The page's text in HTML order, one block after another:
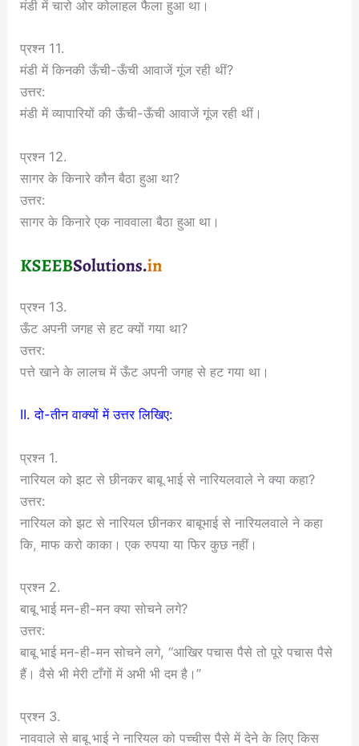
मंडी में चारो ओर कोलाहल फैला हुआ था।
प्रश्न 11.
मंडी में किनकी ऊँची-ऊँची आवाजें गूंज रही थीं?
उत्तर:
मंडी में व्यापारियों की ऊँची-ऊँची आवाजें गूंज रही थीं।
प्रश्न 12.
सागर के किनारे कौन बैठा हुआ था?
उत्तर:
सागर के किनारे एक नाववाला बैठा हुआ था।
प्रश्न 13.
ऊँट अपनी जगह से हट क्यों गया था?
उत्तर:
पत्ते खाने के लालच में ऊँट अपनी जगह से हट गया था।
II. दो-तीन वाक्यों में उत्तर लिखिए:
प्रश्न 1.
नारियल को झट से छीनकर बाबू भाई से नारियलवाले ने क्या कहा?
उत्तर:
नारियल को झट से नारियल छीनकर बाबूभाई से नारियलवाले ने कहा
कि, माफ करो काका। एक रुपया या फिर कुछ नहीं।
प्रश्न 2.
बाबू भाई मन-ही-मन क्या सोचने लगे?
उत्तर:
बाबू भाई मन-ही-मन सोचने लगे, “आखिर पचास पैसे तो पूरे पचास पैसे
हैं। वैसे भी मेरी टाँगों में अभी भी दम है।”
प्रश्न 3.
नाववाले से बाबू भाई ने नारियल को पच्चीस पैसे में देने के लिए किस